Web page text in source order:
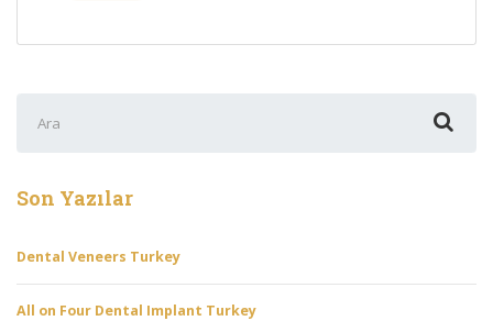
ara:
Son Yazılar
Dental Veneers Turkey
All on Four Dental Implant Turkey